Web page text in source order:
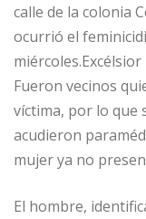
calle de la colonia
ocurrió el
miércoles.Excélsior
Fueron vecinos
víctima, por lo que
acudieron
mujer ya no
El hombre,